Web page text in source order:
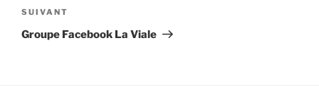
Article
suivant
SUIVANT
Groupe Facebook La Viale